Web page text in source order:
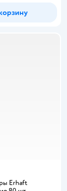
Erhaft